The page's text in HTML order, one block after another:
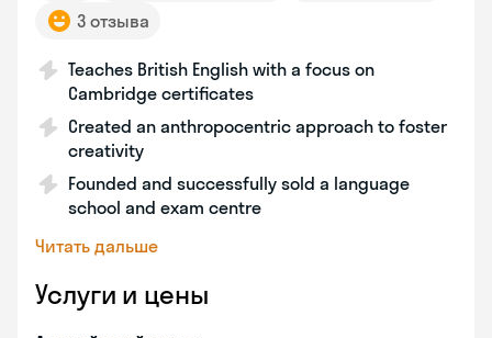
3 отзыва
Teaches British English with a focus on
Cambridge certificates
Created an anthropocentric approach to foster
creativity
Founded and successfully sold a language
school and exam centre
Читать дальше
Услуги и цены